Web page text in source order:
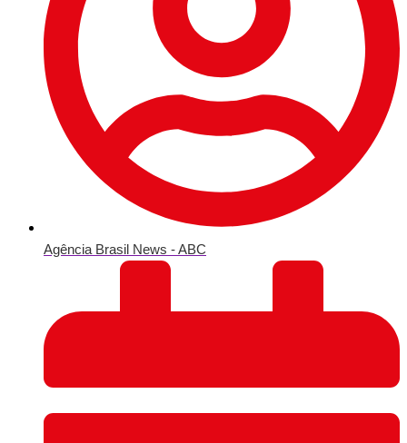
Agência Brasil News - ABC